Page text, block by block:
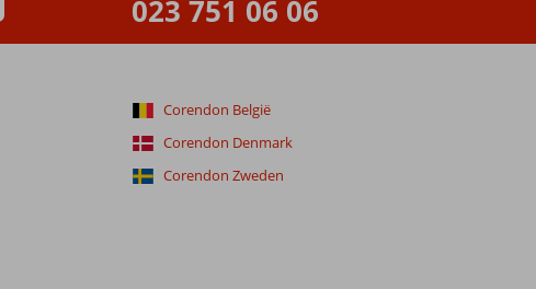
023 751 06 06
Corendon België
Corendon Denmark
Corendon Zweden